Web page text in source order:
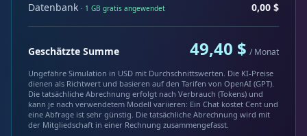
Datenbank · 1 GB gratis angewendet 0,00 $
Geschätzte Summe 49,40 $ / Monat
Ungefähre Simulation in USD mit Durchschnittswerten. Die KI-Preise
dienen als Richtwert und basieren auf den Tarifen von OpenAI (GPT).
Die tatsächliche Abrechnung erfolgt nach Verbrauch (Tokens) und
kann je nach verwendetem Modell variieren: Ein Chat kostet Cent und
eine Abfrage ist sehr günstig. Die tatsächliche Abrechnung wird mit
der Mitgliedschaft in einer Rechnung zusammengefasst.